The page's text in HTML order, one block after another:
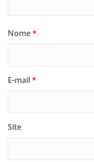
Nome*
E-mail*
Site